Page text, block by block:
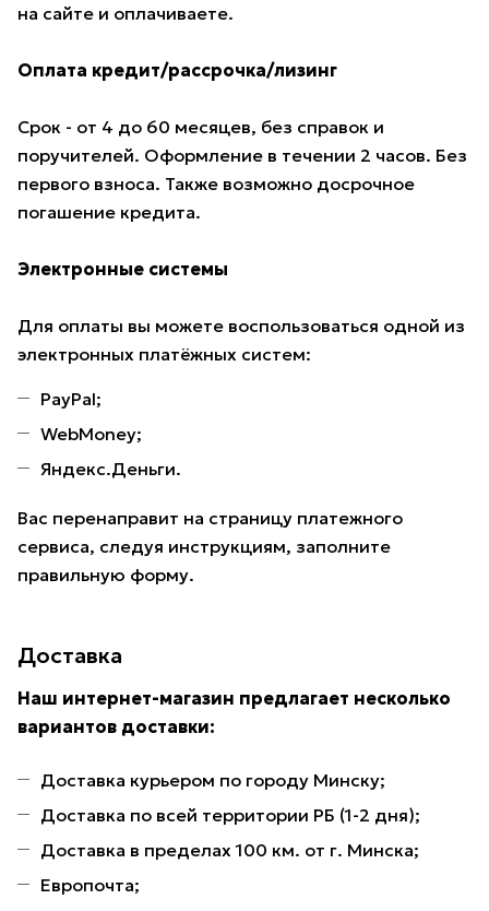
на сайте и оплачиваете.
Оплата кредит/рассрочка/лизинг
Срок - от 4 до 60 месяцев, без справок и
поручителей. Оформление в течении 2 часов. Без
первого взноса. Также возможно досрочное
погашение кредита.
Электронные системы
Для оплаты вы можете воспользоваться одной из
электронных платёжных систем:
PayPal;
WebMoney;
Яндекс.Деньги.
Вас перенаправит на страницу платежного
сервиса, следуя инструкциям, заполните
правильную форму.
Доставка
Наш интернет-магазин предлагает несколько
вариантов доставки:
Доставка курьером по городу Минску;
Доставка по всей территории РБ (1-2 дня);
Доставка в пределах 100 км. от г. Минска;
Европочта;